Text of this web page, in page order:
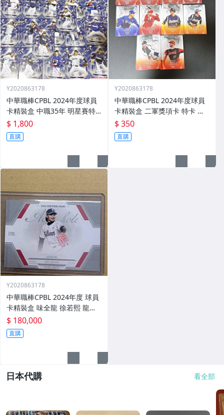
Y2020863178
中華職棒CPBL 2024年度球員
卡精裝盒 中職35年 明星賽特
卡 全套62張不重複 周思齊 王
威晨 詹子賢 江坤宇 陳傑憲 陳
晨威 陳重羽 林安可 戴培峰 等
$ 1,800
直購
Y2020863178
中華職棒CPBL 2024年度球員
卡精裝盒 二軍獎項卡 特卡 一
套 共十張 劉家翔 林耀煌 溫展
樂 藍愷青 黃柏豪 張士綸 凱力
士
$ 350
直購
Y2020863178
中華職棒CPBL 2024年度 球員
卡精裝盒 味全龍 徐若熙 龍之
子 A級球星三折頁簽名書卡 親
簽 大PATCH 交換卡 限5張 超
大獎 軟體銀行鷹 旅日強投
$ 180,000
直購
日本代購 看全部